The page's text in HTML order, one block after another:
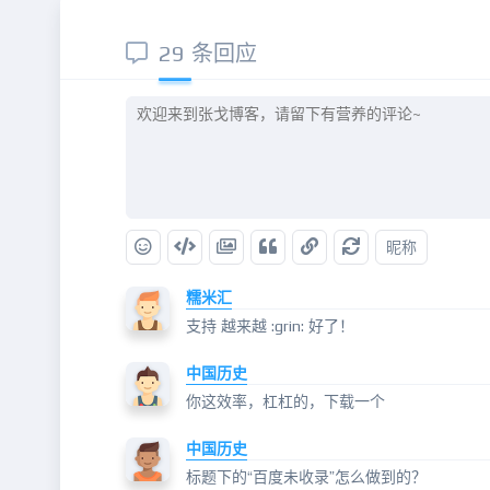
29 条回应
昵称
糯米汇
支持 越来越 :grin: 好了！
中国历史
你这效率，杠杠的，下载一个
中国历史
标题下的“百度未收录”怎么做到的？